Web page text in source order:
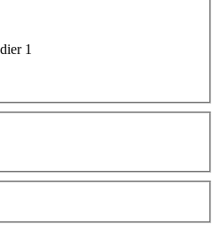
1